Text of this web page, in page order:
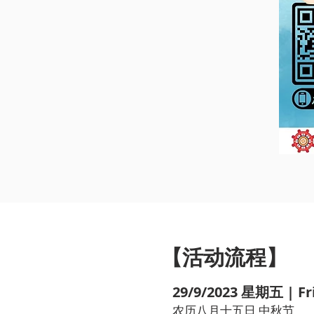
【活动流程】
29/9/2023 星期五 |
农历八 月十五日 中秋节